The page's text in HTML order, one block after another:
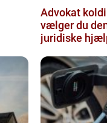
Advokat kolding
vælger du
juridiske